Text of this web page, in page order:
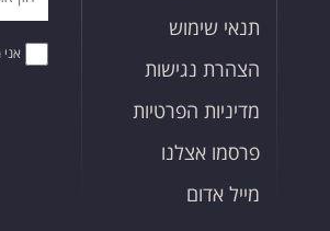
תנאי שימוש
הצהרת נגישות
מדיניות הפרטיות
פרסמו אצלנו
מייל אדום